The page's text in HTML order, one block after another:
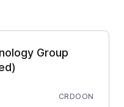
Group
CRDOON